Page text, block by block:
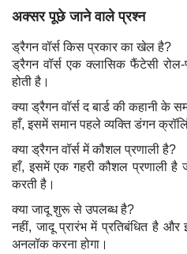
अक्सर पूछे जाने वाले प्रश्न
ड्रैगन वॉर्स किस प्रकार का खेल है?
ड्रैगन वॉर्स एक क्लासिक फैंटेसी
होती है।
क्या ड्रैगन वॉर्स द बार्ड की कहानी के
हाँ, इसमें समान पहले व्यक्ति डंगन
क्या ड्रैगन वॉर्स में कौशल प्रणाली है?
हाँ, इसमें एक गहरी कौशल प्रणाली है
करती है।
क्या जादू शुरू से उपलब्ध है?
नहीं, जादू प्रारंभ में प्रतिबंधित है
अनलॉक करना होगा।